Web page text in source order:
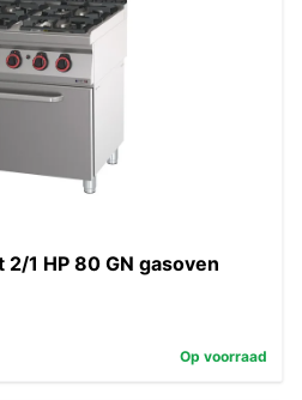
1 HP 80 GN gasoven
Op voorraad